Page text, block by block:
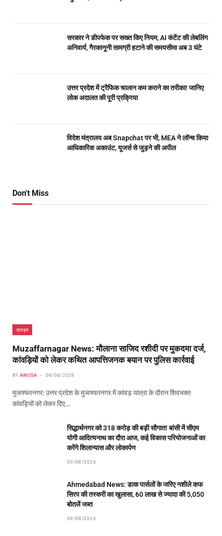
सरकार ने डीपफेक पर सख्त किए नियम, AI कंटेंट की लेबलिंग
अनिवार्य, गैरकानूनी सामग्री हटाने की समयसीमा अब 3 घंटे
उत्तर प्रदेश में ट्रैफिक चालान कम कराने का तरीका! जानिए
लोक अदालत की पूरी प्रक्रिया
विदेश मंत्रालय अब Snapchat पर भी, MEA ने लॉन्च किया
आधिकारिक अकाउंट, यूजर्स से जुड़ने की अपील
Don't Miss
क्राइम
Muzaffarnagar News: मौलाना साजिद रशीदी पर मुकदमा दर्ज,
कांवड़ियों को लेकर कथित आपत्तिजनक बयान पर पुलिस कार्रवाई
BY ANUSA 09/08/2026
मुजफ्फरनगर: उत्तर प्रदेश के मुजफ्फरनगर में कांवड़ यात्रा के दौरान शिवभक्त
कांवड़ियों को लेकर दिए…
सिद्धार्थनगर को 318 करोड़ की बड़ी सौगात! बांसी में सीएम
योगी आदित्यनाथ का दौरा आज, कई विकास परियोजनाओं का
करेंगे शिलान्यास और लोकार्पण
09/08/2026
Ahmedabad News: डाक पार्सलों के जरिए नशीले कफ
सिरप की तस्करी का खुलासा, 60 लाख से ज्यादा की 5,050
बोतलें जब्त
09/08/2026